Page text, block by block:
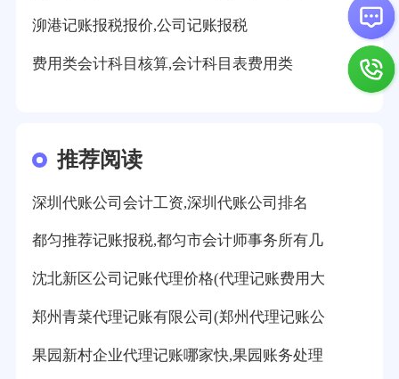
泖港记账报税报价,公司记账报税
费用类会计科目核算,会计科目表费用类
推荐阅读
深圳代账公司会计工资,深圳代账公司排名
都匀推荐记账报税,都匀市会计师事务所有几
沈北新区公司记账代理价格(代理记账费用大
郑州青菜代理记账有限公司(郑州代理记账公
果园新村企业代理记账哪家快,果园账务处理